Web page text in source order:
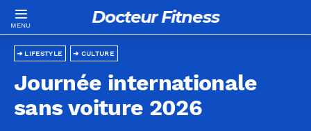
Docteur Fitness
CULTURE
LIFESTYLE
Journée internationale
sans voiture 2026